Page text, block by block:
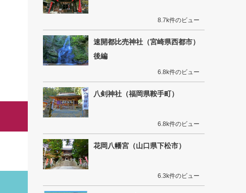
8.7k件のビュー
速開都比売神社（宮崎県西都市）
後編
6.8k件のビュー
八剣神社（福岡県鞍手町）
6.8k件のビュー
花岡八幡宮（山口県下松市）
6.3k件のビュー